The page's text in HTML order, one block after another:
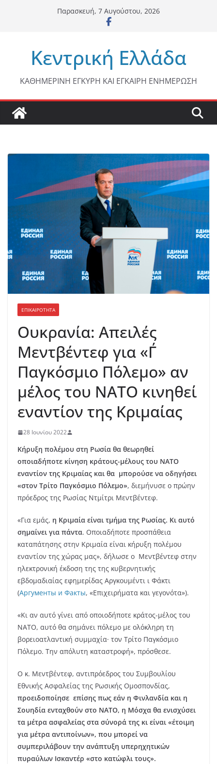
Παρασκευή, 7 Αυγούστου, 2026
Κεντρική Ελλάδα
ΚΑΘΗΜΕΡΙΝΗ ΕΓΚΥΡΗ ΚΑΙ ΕΓΚΑΙΡΗ ΕΝΗΜΕΡΩΣΗ
ΕΠΙΚΑΙΡΟΤΗΤΑ
Ουκρανία: Απειλές
Μεντβέντεφ για «Γ΄
Παγκόσμιο Πόλεμο» αν
μέλος του ΝΑΤΟ κινηθεί
εναντίον της Κριμαίας
28 Ιουνίου 2022
Κήρυξη πολέμου στη Ρωσία θα θεωρηθεί
οποιαδήποτε κίνηση κράτους-μέλους του ΝΑΤΟ
εναντίον της Κριμαίας και θα μπορούσε να οδηγήσει
«στον Τρίτο Παγκόσμιο Πόλεμο», διεμήνυσε ο πρώην
πρόεδρος της Ρωσίας Ντμίτρι Μεντβέντεφ.
«Για εμάς, η Κριμαία είναι τμήμα της Ρωσίας. Κι αυτό
σημαίνει για πάντα. Οποιαδήποτε προσπάθεια
καταπάτησης στην Κριμαία είναι κήρυξη πολέμου
εναντίον της χώρας μας», δήλωσε ο Μεντβέντεφ στην
ηλεκτρονική έκδοση της της κυβερνητικής
εβδομαδιαίας εφημερίδας Αργκουμέντι ι Φάκτι
(Аргументы и Факты, «Επιχειρήματα και γεγονότα»).
«Κι αν αυτό γίνει από οποιοδήποτε κράτος-μέλος του
NATO, αυτό θα σημάνει πόλεμο με ολόκληρη τη
βορειοατλαντική συμμαχία· τον Τρίτο Παγκόσμιο
Πόλεμο. Την απόλυτη καταστροφή», πρόσθεσε.
Ο κ. Μεντβέντεφ, αντιπρόεδρος του Συμβουλίου
Εθνικής Ασφαλείας της Ρωσικής Ομοσπονδίας,
προειδοποίησε επίσης πως εάν η Φινλανδία και η
Σουηδία ενταχθούν στο NATO, η Μόσχα θα ενισχύσει
τα μέτρα ασφαλείας στα σύνορά της κι είναι «έτοιμη
για μέτρα αντιποίνων», που μπορεί να
συμπεριλάβουν την ανάπτυξη υπερηχητικών
πυραύλων Ισκαντέρ «στο κατώφλι τους».